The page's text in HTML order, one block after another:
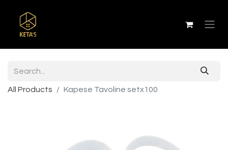
All Products Kapese Tavoline setx100